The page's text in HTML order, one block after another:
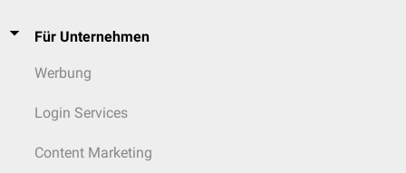
Für Unternehmen
Werbung
Login Services
Content Marketing